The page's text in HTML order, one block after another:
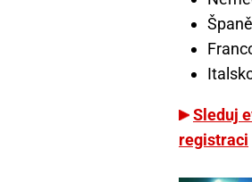
Sleduj
registraci